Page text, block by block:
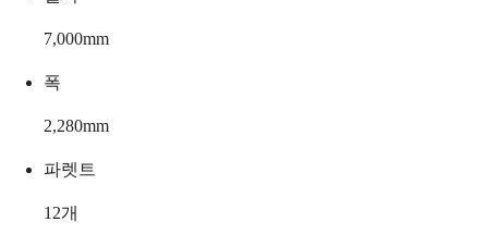
7,000mm
폭
2,280mm
파렛트
12개